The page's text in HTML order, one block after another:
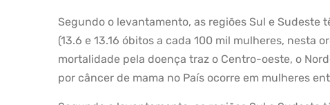
Segundo o levantamento, as regiões Sul e Sudeste
(13.6 e 13.16 óbitos a cada 100 mil mulheres, nesta
mortalidade pela doença traz o Centro-oeste, o
por câncer de mama no País ocorre em mulheres